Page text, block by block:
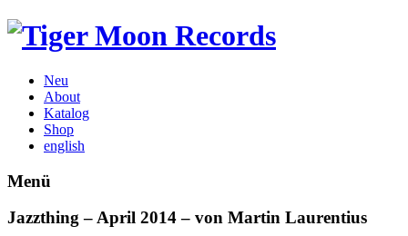
Neu
About
Katalog
Shop
english
Menü
Jazzthing – April 2014 – von Martin Laurentius